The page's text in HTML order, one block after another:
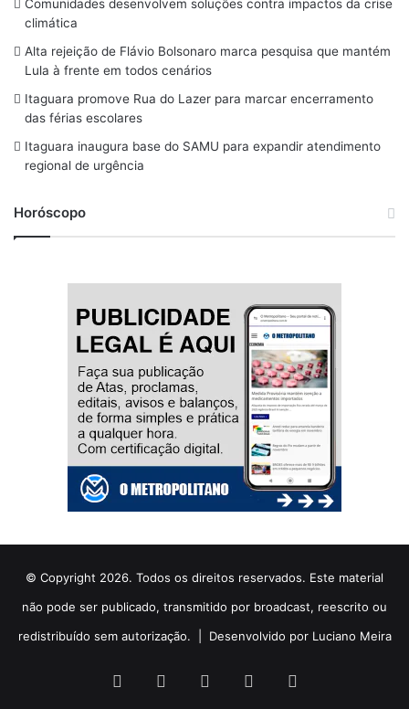
o
o
k
d
s r
a
m
y
e
Comunidades desenvolvem soluções contra impactos da crise
climática
Alta rejeição de Flávio Bolsonaro marca pesquisa que mantém
Lula à frente em todos cenários
Itaguara promove Rua do Lazer para marcar encerramento
das férias escolares
Itaguara inaugura base do SAMU para expandir atendimento
regional de urgência
Horóscopo
© Copyright 2026. Todos os direitos reservados. Este material
não pode ser publicado, transmitido por broadcast, reescrito ou
redistribuído sem autorização. | Desenvolvido por Luciano Meira
Facebook YouTubeInstagram